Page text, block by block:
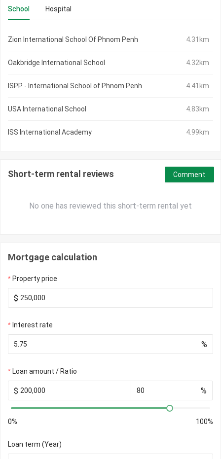
School Hospital
Zion International School Of Phnom Penh 4.31km
Oakbridge International School 4.32km
ISPP - International School of Phnom Penh 4.41km
USA International School 4.83km
ISS International Academy 4.99km
Short-term rental reviews
No one has reviewed this short-term rental yet
Comment
Mortgage calculation
Property price
$
Interest rate
%
Loan amount / Ratio
$ %
0% 100%
Loan term (Year)